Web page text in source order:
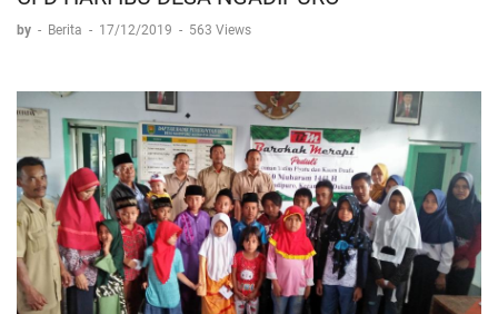
by - Berita - 17/12/2019 - 563 Views